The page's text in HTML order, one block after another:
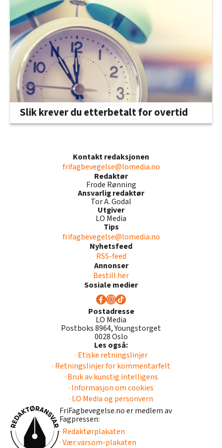
Slik krever du etterbetalt for overtid
Kontakt redaksjonen
frifagbevegelse@lomedia.no
Redaktør
Frode Rønning
Ansvarlig redaktør
Tor A. Godal
Utgiver
LO Media
Tips
frifagbevegelse@lomedia.no
Nyhetsfeed
RSS-feed
Annonser
Bestill her
Sosiale medier
Postadresse
LO Media
Postboks 8964, Youngstorget
0028 Oslo
Les også:
· Etiske retningslinjer
· Retningslinjer for kommentarfelt
· Bruk av kunstig intelligens
· Informasjon om cookies
· LO Media og personvern
FriFagbevegelse.no er medlem av
Fagpressen:
· Redaktørplakaten
· Vær varsom-plakaten